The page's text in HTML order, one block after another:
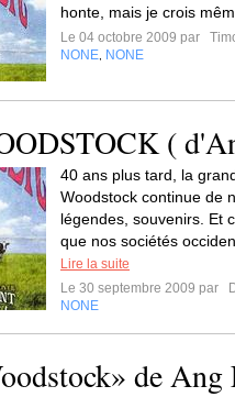
honte, mais je crois
Le 04 octobre 2009 par
NONE NONE
(
40 ans plus tard, la
Woodstock continue de
légendes, souvenirs. Et
que nos sociétés
Lire la suite
Le 30 septembre 2009 par
NONE
de Ang